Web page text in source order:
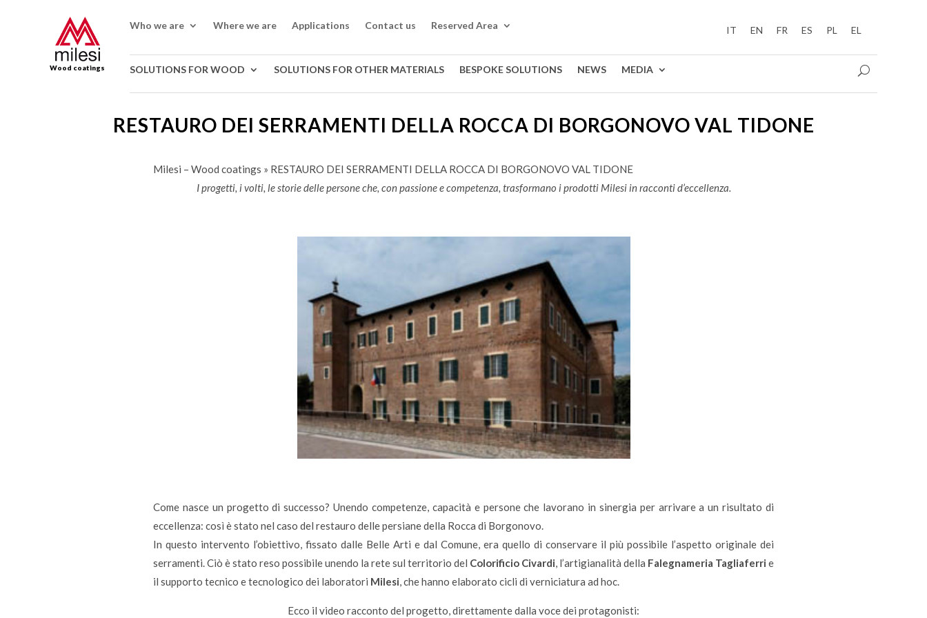
Wood coatings
Who we are Where we are Applications Contact us Reserved Area IT EN FR ES PL EL
SOLUTIONS FOR WOOD SOLUTIONS FOR OTHER MATERIALS BESPOKE SOLUTIONS NEWS MEDIA
RESTAURO DEI SERRAMENTI DELLA ROCCA DI BORGONOVO VAL TIDONE
Milesi – Wood coatings » RESTAURO DEI SERRAMENTI DELLA ROCCA DI BORGONOVO VAL TIDONE
I progetti, i volti, le storie delle persone che, con passione e competenza, trasformano i prodotti Milesi in racconti d’eccellenza.
Come nasce un progetto di successo? Unendo competenze, capacità e persone che lavorano in sinergia per arrivare a un risultato di
eccellenza: così è stato nel caso del restauro delle persiane della Rocca di Borgonovo.
In questo intervento l’obiettivo, fissato dalle Belle Arti e dal Comune, era quello di conservare il più possibile l’aspetto originale dei
serramenti. Ciò è stato reso possibile unendo la rete sul territorio del Colorificio Civardi, l’artigianalità della Falegnameria Tagliaferri e
il supporto tecnico e tecnologico dei laboratori Milesi, che hanno elaborato cicli di verniciatura ad hoc.
Ecco il video racconto del progetto, direttamente dalla voce dei protagonisti: